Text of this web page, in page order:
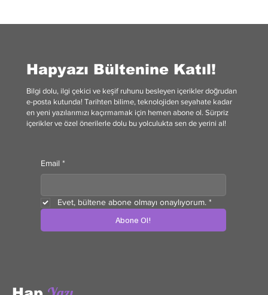
Hapyazı Bültenine Katıl!
Email *
Evet, bültene abone olmayı onaylıyorum. *
Abone Ol!
Bilgi dolu, ilgi çekici ve keşif ruhunu besleyen içerikler doğrudan
e-posta kutunda! Tarihten bilime, teknolojiden seyahate kadar
en yeni yazılarımızı kaçırmamak için hemen abone ol. Sürpriz
içerikler ve özel önerilerle dolu bu yolculukta sen de yerini al!